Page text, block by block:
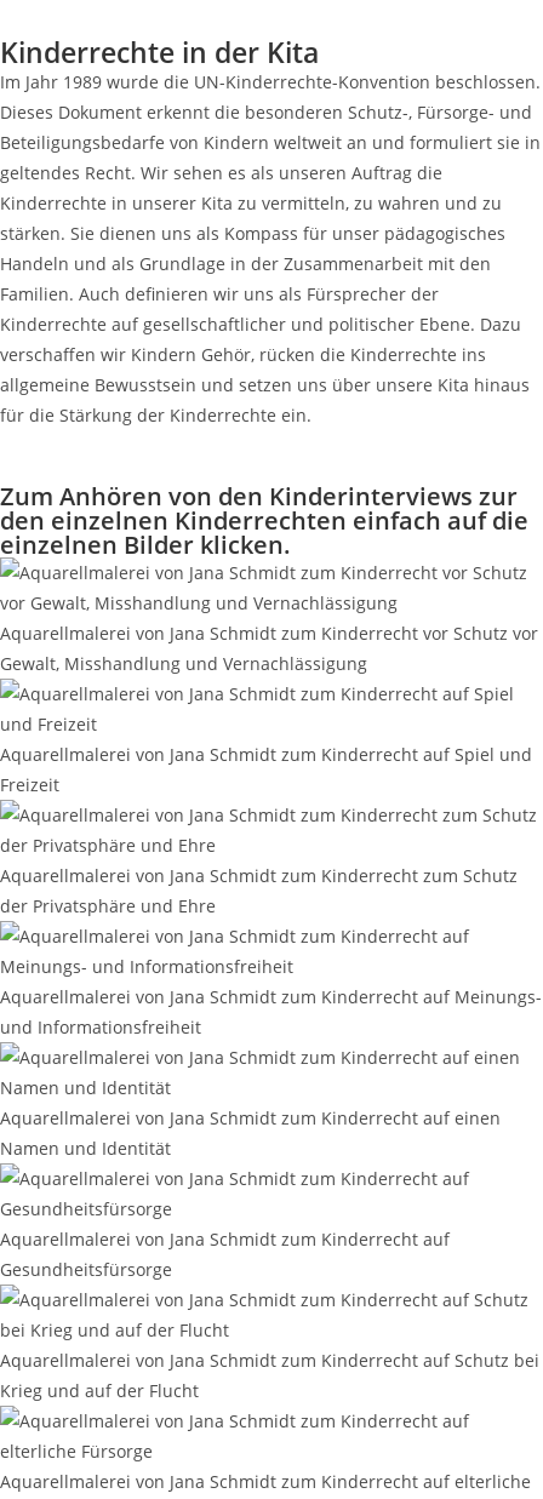
Kinderrechte in der Kita
Im Jahr 1989 wurde die UN-Kinderrechte-Konvention beschlossen.
Dieses Dokument erkennt die besonderen Schutz-, Fürsorge- und
Beteiligungsbedarfe von Kindern weltweit an und formuliert sie in
geltendes Recht. Wir sehen es als unseren Auftrag die
Kinderrechte in unserer Kita zu vermitteln, zu wahren und zu
stärken. Sie dienen uns als Kompass für unser pädagogisches
Handeln und als Grundlage in der Zusammenarbeit mit den
Familien. Auch definieren wir uns als Fürsprecher der
Kinderrechte auf gesellschaftlicher und politischer Ebene. Dazu
verschaffen wir Kindern Gehör, rücken die Kinderrechte ins
allgemeine Bewusstsein und setzen uns über unsere Kita hinaus
für die Stärkung der Kinderrechte ein.
Zum Anhören von den Kinderinterviews zur
den einzelnen Kinderrechten einfach auf die
einzelnen Bilder klicken.
Aquarellmalerei von Jana Schmidt zum Kinderrecht vor Schutz vor
Gewalt, Misshandlung und Vernachlässigung
Aquarellmalerei von Jana Schmidt zum Kinderrecht auf Spiel und
Freizeit
Aquarellmalerei von Jana Schmidt zum Kinderrecht zum Schutz
der Privatsphäre und Ehre
Aquarellmalerei von Jana Schmidt zum Kinderrecht auf Meinungs-
und Informationsfreiheit
Aquarellmalerei von Jana Schmidt zum Kinderrecht auf einen
Namen und Identität
Aquarellmalerei von Jana Schmidt zum Kinderrecht auf
Gesundheitsfürsorge
Aquarellmalerei von Jana Schmidt zum Kinderrecht auf Schutz bei
Krieg und auf der Flucht
Aquarellmalerei von Jana Schmidt zum Kinderrecht auf elterliche